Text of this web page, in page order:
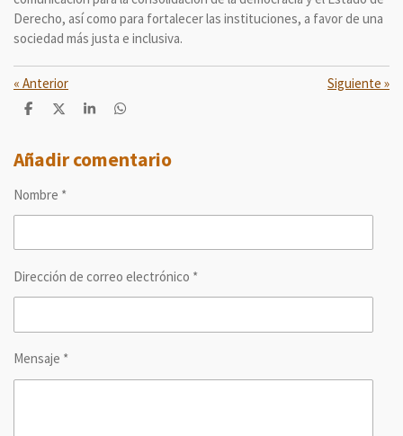
Derecho, así como para fortalecer las instituciones, a favor de una
sociedad más justa e inclusiva.
« Anterior Siguiente »
C
p
a
t
C
p
a
C
p
a
C
p
a
Añadir comentario
Nombre *
Dirección de correo electrónico *
Mensaje *